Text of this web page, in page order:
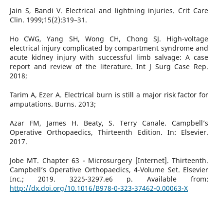
Jain S, Bandi V. Electrical and lightning injuries. Crit Care
Clin. 1999;15(2):319–31.
Ho CWG, Yang SH, Wong CH, Chong SJ. High-voltage
electrical injury complicated by compartment syndrome and
acute kidney injury with successful limb salvage: A case
report and review of the literature. Int J Surg Case Rep.
2018;
Tarim A, Ezer A. Electrical burn is still a major risk factor for
amputations. Burns. 2013;
Azar FM, James H. Beaty, S. Terry Canale. Campbell’s
Operative Orthopaedics, Thirteenth Edition. In: Elsevier.
2017.
Jobe MT. Chapter 63 - Microsurgery [Internet]. Thirteenth.
Campbell’s Operative Orthopaedics, 4-Volume Set. Elsevier
Inc.; 2019. 3225-3297.e6 p. Available from:
http://dx.doi.org/10.1016/B978-0-323-37462-0.00063-X